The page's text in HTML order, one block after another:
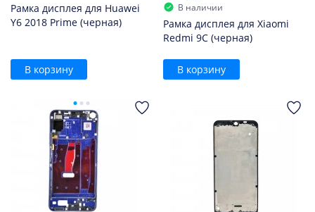
Рамка дисплея для Huawei
Y6 2018 Prime (черная)
В корзину
В наличии
Рамка дисплея для Xiaomi
Redmi 9C (черная)
В корзину